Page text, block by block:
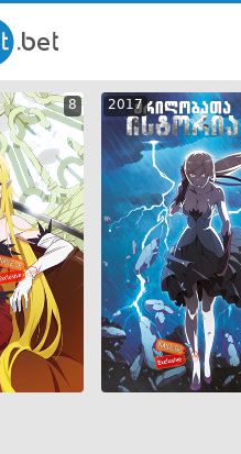
8
RUS
2017
GEO ENG